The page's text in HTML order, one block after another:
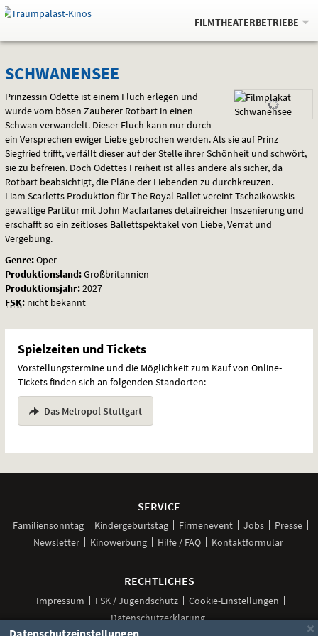
Springe
zum
,zum
.
Navigation
Service
Gehe
zur
Auswahl
FILMTHEATERBETRIEBE
SCHWANENSEE
SCHWANENSEE
Prinzessin Odette ist einem Fluch erlegen und
wurde vom bösen Zauberer Rotbart in einen
Schwan verwandelt. Dieser Fluch kann nur durch
ein Versprechen ewiger Liebe gebrochen werden. Als sie auf Prinz
Siegfried trifft, verfällt dieser auf der Stelle ihrer Schönheit und schwört,
sie zu befreien. Doch Odettes Freiheit ist alles andere als sicher, da
Rotbart beabsichtigt, die Pläne der Liebenden zu durchkreuzen.
Liam Scarletts Produktion für The Royal Ballet vereint Tschaikowskis
gewaltige Partitur mit John Macfarlanes detailreicher Inszenierung und
erschafft so ein zeitloses Ballettspektakel von Liebe, Verrat und
Vergebung.
Genre:Oper
Produktionsland:Großbritannien
Produktionsjahr:2027
FSK: nicht bekannt
Spielzeiten und Tickets
Vorstellungstermine und die Möglichkeit zum Kauf von Online-
Tickets finden sich an folgenden Standorten:
Das Metropol Stuttgart
SERVICE
Familiensonntag Kindergeburtstag Firmenevent Jobs
Presse
Newsletter
Kinowerbung Hilfe / FAQ Kontaktformular
RECHTLICHES
Impressum FSK / Jugendschutz
Cookie-Einstellungen
Datenschutzerklärung
×
Datenschutzeinstellungen